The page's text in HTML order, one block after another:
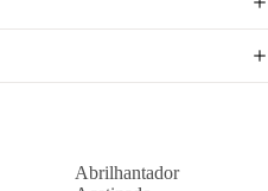
Abrilhantador